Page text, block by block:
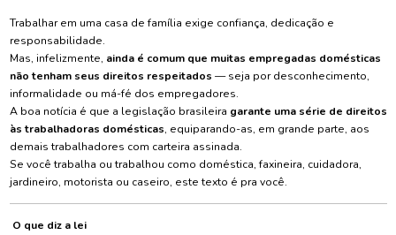
Trabalhar em uma casa de família exige confiança, dedicação e
responsabilidade.
Mas, infelizmente, ainda é comum que muitas empregadas domésticas
não tenham seus direitos respeitados — seja por desconhecimento,
informalidade ou má-fé dos empregadores.
A boa notícia é que a legislação brasileira garante uma série de direitos
às trabalhadoras domésticas, equiparando-as, em grande parte, aos
demais trabalhadores com carteira assinada.
Se você trabalha ou trabalhou como doméstica, faxineira, cuidadora,
jardineiro, motorista ou caseiro, este texto é pra você.
O que diz a lei